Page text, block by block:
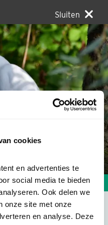
cookies
en advertenties te
social media te bieden
Ook delen we
onze site met onze
en analyse. Deze
Sluiten
Vorige foto